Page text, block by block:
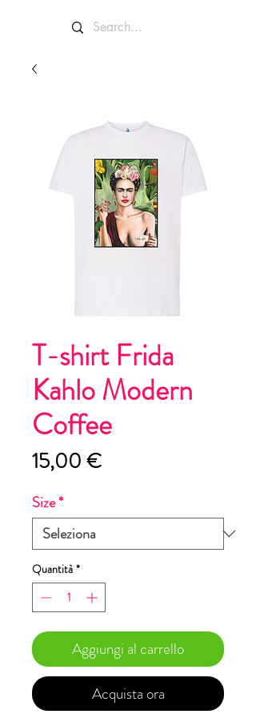
T-shirt Frida
Kahlo Modern
Coffee
15,00 €Prezzo
Size*
Quantità *
Aggiungi al carrello
Acquista ora